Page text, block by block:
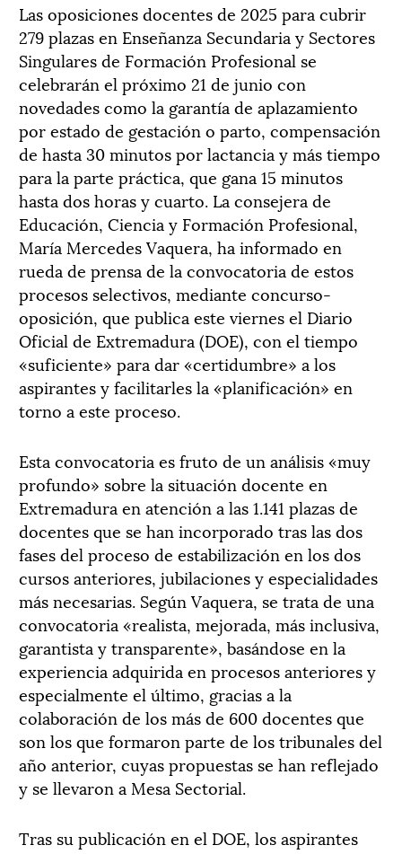
Las oposiciones docentes de 2025 para cubrir
279 plazas en Enseñanza Secundaria y Sectores
Singulares de Formación Profesional se
celebrarán el próximo 21 de junio con
novedades como la garantía de aplazamiento
por estado de gestación o parto, compensación
de hasta 30 minutos por lactancia y más tiempo
para la parte práctica, que gana 15 minutos
hasta dos horas y cuarto. La consejera de
Educación, Ciencia y Formación Profesional,
María Mercedes Vaquera, ha informado en
rueda de prensa de la convocatoria de estos
procesos selectivos, mediante concurso-
oposición, que publica este viernes el Diario
Oficial de Extremadura (DOE), con el tiempo
«suficiente» para dar «certidumbre» a los
aspirantes y facilitarles la «planificación» en
torno a este proceso.
Esta convocatoria es fruto de un análisis «muy
profundo» sobre la situación docente en
Extremadura en atención a las 1.141 plazas de
docentes que se han incorporado tras las dos
fases del proceso de estabilización en los dos
cursos anteriores, jubilaciones y especialidades
más necesarias. Según Vaquera, se trata de una
convocatoria «realista, mejorada, más inclusiva,
garantista y transparente», basándose en la
experiencia adquirida en procesos anteriores y
especialmente el último, gracias a la
colaboración de los más de 600 docentes que
son los que formaron parte de los tribunales del
año anterior, cuyas propuestas se han reflejado
y se llevaron a Mesa Sectorial.
Tras su publicación en el DOE, los aspirantes